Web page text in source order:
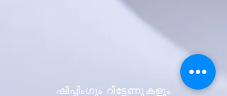
ഷിപ്പിംഗും റിട്ടേണുകളും